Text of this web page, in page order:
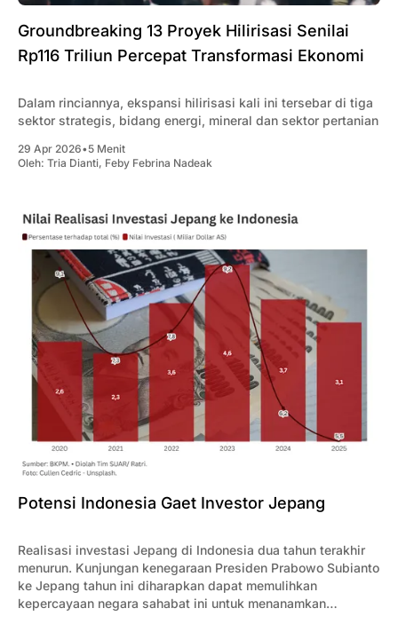
Groundbreaking 13 Proyek Hilirisasi Senilai
Rp116 Triliun Percepat Transformasi Ekonomi
Dalam rinciannya, ekspansi hilirisasi kali ini tersebar di tiga
sektor strategis, bidang energi, mineral dan sektor pertanian
29 Apr 2026•5 Menit
Oleh: Tria Dianti, Feby Febrina Nadeak
Potensi Indonesia Gaet Investor Jepang
Realisasi investasi Jepang di Indonesia dua tahun terakhir
menurun. Kunjungan kenegaraan Presiden Prabowo Subianto
ke Jepang tahun ini diharapkan dapat memulihkan
kepercayaan negara sahabat ini untuk menanamkan